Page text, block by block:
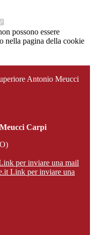
possono essere
nella pagina della cookie
Antonio Meucci
Carpi
per inviare una mail
Link per inviare una